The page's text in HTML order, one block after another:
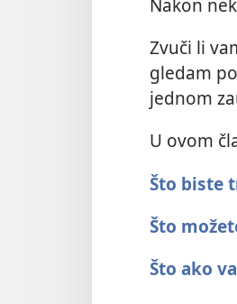
Zvuči li
gledam
jednom
U ovom
Što biste
Što
Što ako